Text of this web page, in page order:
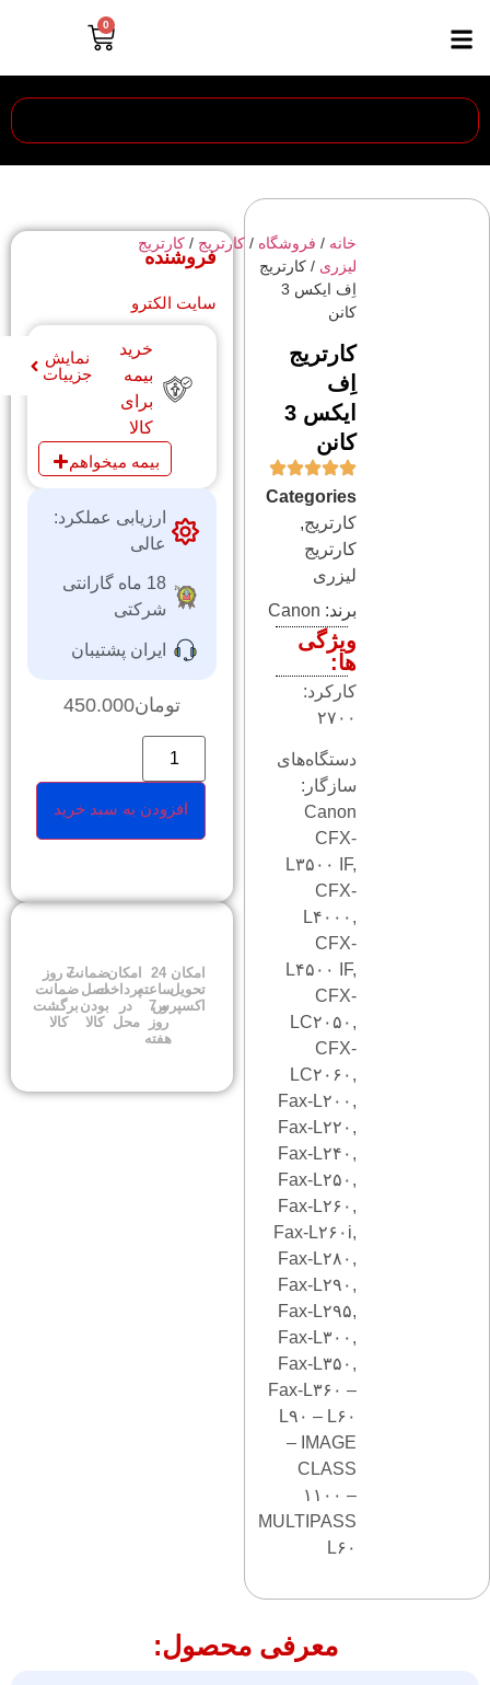
0
فروشنده
سایت الکترو
خرید
بیمه
برای
کالا
نمایش
جزییات
بیمه میخواهم
ارزیابی عملکرد:
عالی
18 ماه گارانتی
شرکتی
ایران پشتیبان
تومان450.000
افزودن به سبد خرید
امکان
تحویل
اکسپرس
24
ساعته
و 7
روز
هفته
امکان
پرداخت
در
محل
ضمانت
اصل
بودن
کالا
7 روز
ضمانت
برگشت
کالا
خانه / فروشگاه /کارتریج /کارتریج
لیزری / کارتریج
اِف ایکس 3
کانن
کارتریج
اِف
ایکس 3
کانن
Categories
کارتریج,
کارتریج
لیزری
برند: Canon
ویژگی
ها:
کارکرد:
۲۷۰۰
دستگاه‌های
سازگار:
Canon
CFX-
L۳۵۰۰ IF,
CFX-
L۴۰۰۰,
CFX-
L۴۵۰۰ IF,
CFX-
LC۲۰۵۰,
CFX-
LC۲۰۶۰,
Fax-L۲۰۰,
Fax-L۲۲۰,
Fax-L۲۴۰,
Fax-L۲۵۰,
Fax-L۲۶۰,
Fax-L۲۶۰i,
Fax-L۲۸۰,
Fax-L۲۹۰,
Fax-L۲۹۵,
Fax-L۳۰۰,
Fax-L۳۵۰,
Fax-L۳۶۰ –
L۹۰ – L۶۰
– IMAGE
CLASS
۱۱۰۰ –
MULTIPASS
L۶۰
معرفی محصول: